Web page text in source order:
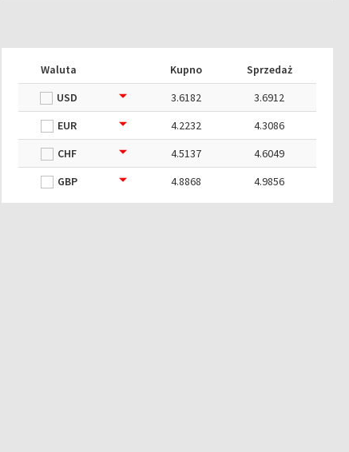
Waluta Kupno
Sprzedaż
USD
3.6182
3.6912
EUR
4.2232
4.3086
CHF
4.5137
4.6049
GBP
4.8868 4.9856